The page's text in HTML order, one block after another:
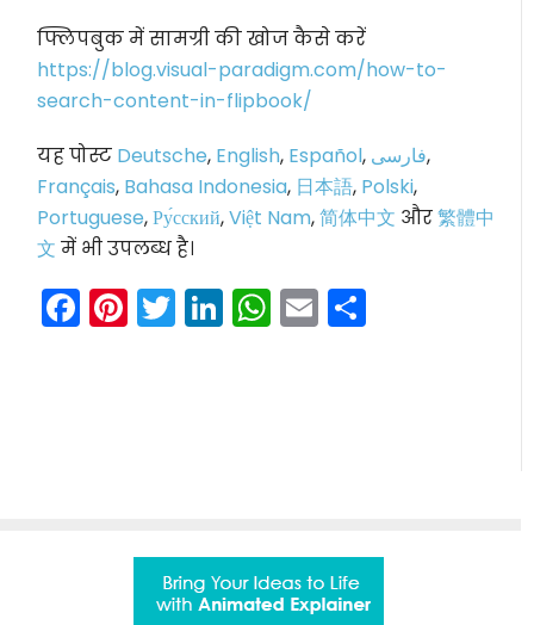
फ्लिपबुक में सामग्री की खोज कैसे करें
https://blog.visual-paradigm.com/how-to-
search-content-in-flipbook/
यह पोस्ट Deutsche, English, Español, فارسی,
Français, Bahasa Indonesia, 日本語, Polski,
Portuguese,Ру́сский,Việt Nam,简体中文 और繁體中
文 में भी उपलब्ध है।
Facebook
Pinterest
Twitter
LinkedIn
WhatsApp
Email